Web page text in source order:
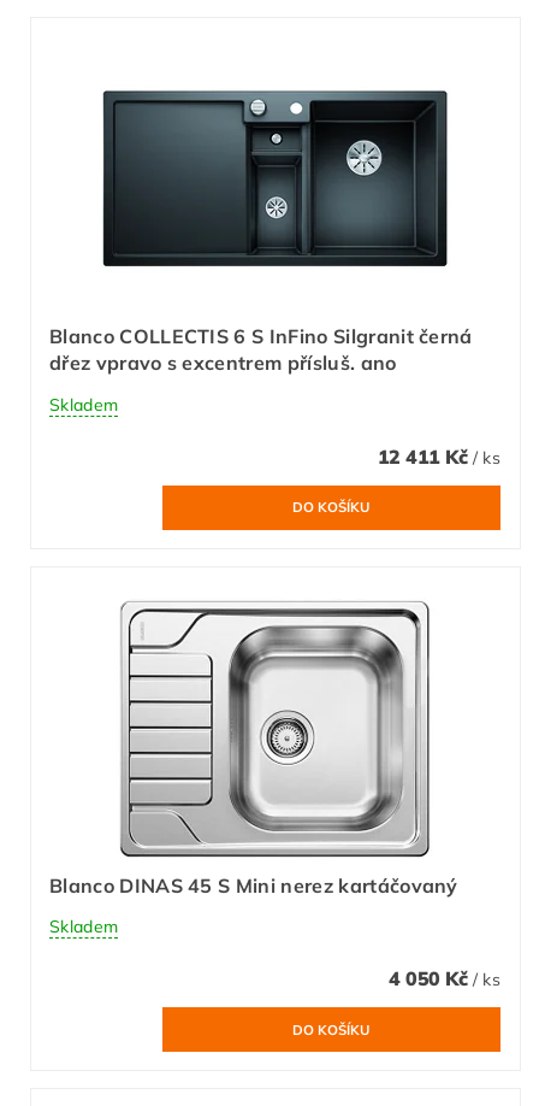
Blanco COLLECTIS 6 S InFino Silgranit černá
dřez vpravo s excentrem přísluš. ano
Skladem
12 411 Kč / ks
Blanco DINAS 45 S Mini nerez kartáčovaný
Skladem
4 050 Kč / ks